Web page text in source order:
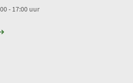
- 17:00 uur